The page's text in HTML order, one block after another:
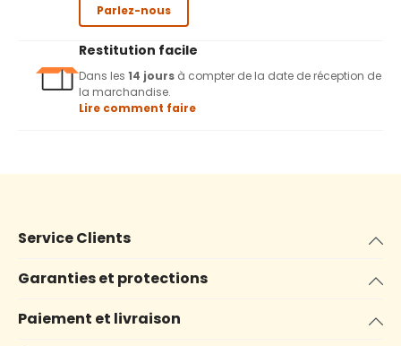
Parlez-nous
Restitution facile
Dans les 14 jours à compter de la date de réception de
la marchandise.
Lire comment faire
Service Clients
Garanties et protections
Paiement et livraison